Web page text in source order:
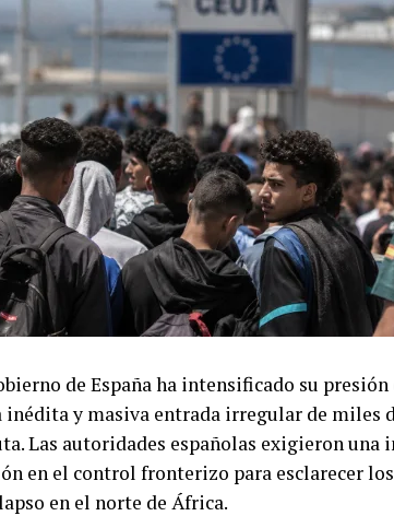
de España ha intensificado su
inédita y masiva entrada irregular de miles
Las autoridades españolas exigieron
en el control fronterizo para esclarecer
en el norte de África.